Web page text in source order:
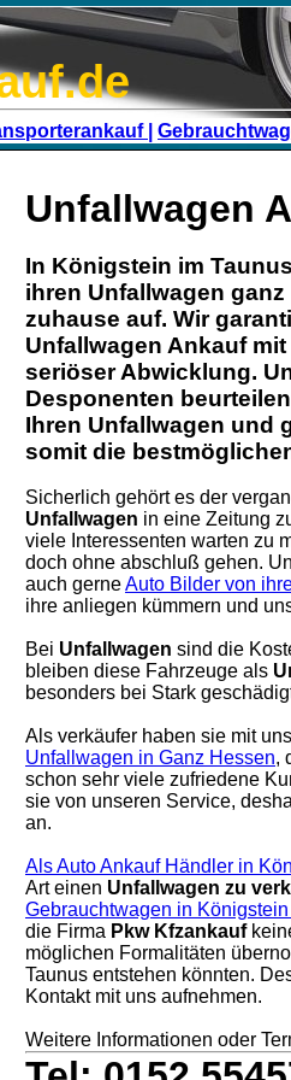
|
Unfallwagen
In Königstein im
ihren Unfallwagen ganz
zuhause auf. Wir
Unfallwagen Ankaufmit
seriöser Abwicklung.
Desponenten
Ihren Unfallwagen und
somit die
Sicherlich gehört es der
Unfallwagen in eine Zeitung
viele Interessenten warten zu
doch ohne abschluß gehen.
auch gerneAuto Bilder von
ihre anliegen kümmern und
Bei Unfallwagen sind die
bleiben diese Fahrzeuge als
besonders bei Stark
Als verkäufer haben sie mit
Unfallwagen in Ganz Hessen,
schon sehr viele zufriedene
sie von unseren Service,
an.
Als Auto Ankauf Händler in
Art einen Unfallwagen zu
Gebrauchtwagen in
die Firma Pkw Kfzankauf
möglichen Formalitäten
Taunus entstehen könnten.
Kontakt mit uns aufnehmen.
Weitere Informationen oder